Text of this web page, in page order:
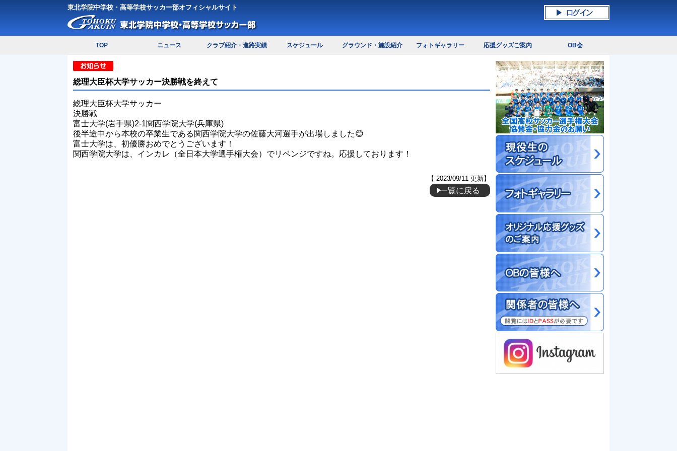
東北学院中学校・高等学校サッカー部オフィシャルサイト
TOP ニュース クラブ紹介・進路実績 スケジュール グラウンド・施設紹介 フォトギャラリー 応援グッズご案内 OB会
総理大臣杯大学サッカー決勝戦を終えて
総理大臣杯大学サッカー
決勝戦
富士大学(岩手県)2‐1関西学院大学(兵庫県)
後半途中から本校の卒業生である関西学院大学の佐藤大河選手が出場しました😊
富士大学は、初優勝おめでとうございます！
関西学院大学は、インカレ（全日本大学選手権大会）でリベンジですね。応援しております！
【 2023/09/11 更新】
一覧に戻る